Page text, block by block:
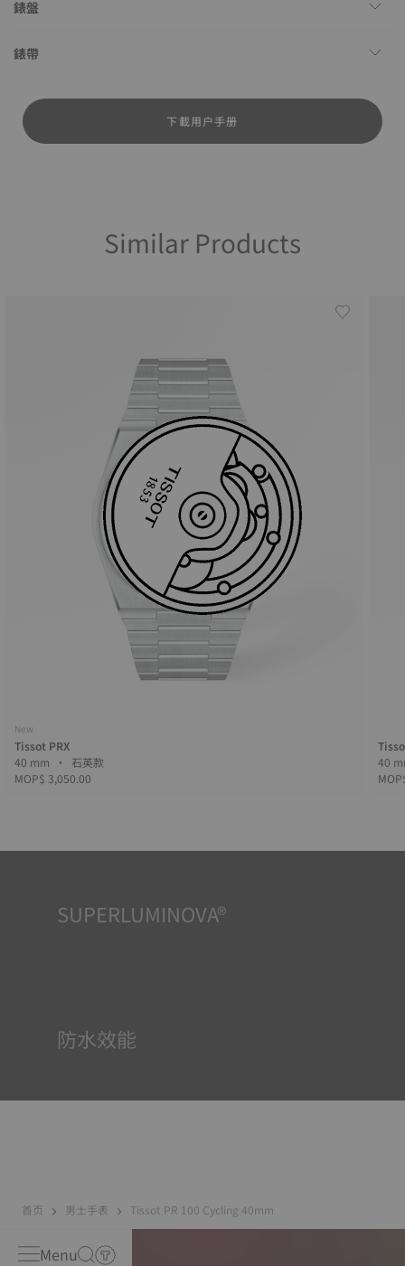
錶盤
錶帶
下載用户手册
Similar Products
New
Tissot PRX
40 mm • 石英款
MOP$ 3,050.00
SUPERLUMINOVA®
防水效能
首页 男士手表 Tissot PR 100 Cycling 40mm
Menu